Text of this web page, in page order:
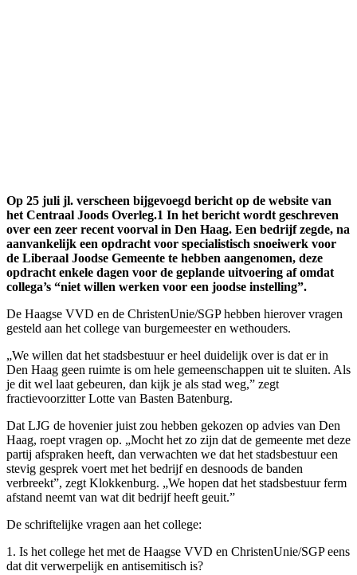
Op 25 juli jl. verscheen bijgevoegd bericht op de website van
het Centraal Joods Overleg.1 In het bericht wordt geschreven
over een zeer recent voorval in Den Haag. Een bedrijf zegde, na
aanvankelijk een opdracht voor specialistisch snoeiwerk voor
de Liberaal Joodse Gemeente te hebben aangenomen, deze
opdracht enkele dagen voor de geplande uitvoering af omdat
collega’s “niet willen werken voor een joodse instelling”.
De Haagse VVD en de ChristenUnie/SGP hebben hierover vragen
gesteld aan het college van burgemeester en wethouders.
„We willen dat het stadsbestuur er heel duidelijk over is dat er in
Den Haag geen ruimte is om hele gemeenschappen uit te sluiten. Als
je dit wel laat gebeuren, dan kijk je als stad weg,” zegt
fractievoorzitter Lotte van Basten Batenburg.
Dat LJG de hovenier juist zou hebben gekozen op advies van Den
Haag, roept vragen op. „Mocht het zo zijn dat de gemeente met deze
partij afspraken heeft, dan verwachten we dat het stadsbestuur een
stevig gesprek voert met het bedrijf en desnoods de banden
verbreekt”, zegt Klokkenburg. „We hopen dat het stadsbestuur ferm
afstand neemt van wat dit bedrijf heeft geuit.”
De schriftelijke vragen aan het college:
1. Is het college het met de Haagse VVD en ChristenUnie/SGP eens
dat dit verwerpelijk en antisemitisch is?